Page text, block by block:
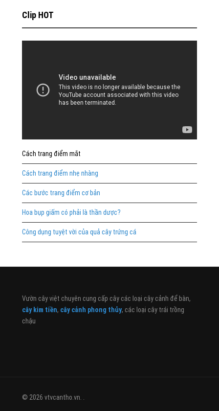
Clip HOT
Cách trang điểm mắt
Cách trang điểm nhẹ nhàng
Các bước trang điểm cơ bản
Hoa bụp giấm có phải là thần dược?
Công dụng tuyệt vời của quả cây trứng cá
Vườn cây việt chuyên cung cấp cây các loại cây cảnh để bàn,
cây kim tiền, cây cảnh phong thủy, các loại cây trái trồng
chậu
© 2026 vtvcantho.vn. .